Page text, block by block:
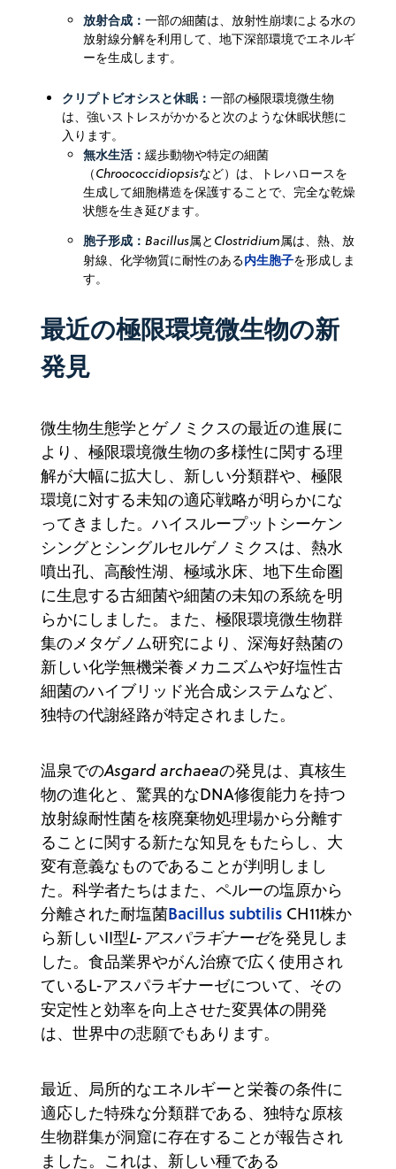
放射合成： 一部の細菌は、放射性崩壊による水の
放射線分解を利用して、地下深部環境でエネルギ
ーを生成します。
クリプトビオシスと休眠： 一部の極限環境微生物
は、強いストレスがかかると次のような休眠状態に
入ります。
無水生活： 緩歩動物や特定の細菌
（Chroococcidiopsisなど）は、トレハロースを
生成して細胞構造を保護することで、完全な乾燥
状態を生き延びます。
胞子形成： Bacillus属と Clostridium属は、熱、放
射線、化学物質に耐性のある内生胞子を形成しま
す。
最近の極限環境微生物の新
発見
微生物生態学とゲノミクスの最近の進展に
より、極限環境微生物の多様性に関する理
解が大幅に拡大し、新しい分類群や、極限
環境に対する未知の適応戦略が明らかにな
ってきました。ハイスループットシーケン
シングとシングルセルゲノミクスは、熱水
噴出孔、高酸性湖、極域氷床、地下生命圏
に生息する古細菌や細菌の未知の系統を明
らかにしました。また、極限環境微生物群
集のメタゲノム研究により、深海好熱菌の
新しい化学無機栄養メカニズムや好塩性古
細菌のハイブリッド光合成システムなど、
独特の代謝経路が特定されました。
温泉でのAsgard archaeaの発見は、真核生
物の進化と、驚異的なDNA修復能力を持つ
放射線耐性菌を核廃棄物処理場から分離す
ることに関する新たな知見をもたらし、大
変有意義なものであることが判明しまし
た。科学者たちはまた、ペルーの塩原から
分離された耐塩菌Bacillus subtilis CH11株か
ら新しいII型L-アスパラギナーゼを発見しま
した。食品業界やがん治療で広く使用され
ているL-アスパラギナーゼについて、その
安定性と効率を向上させた変異体の開発
は、世界中の悲願でもあります。
最近、局所的なエネルギーと栄養の条件に
適応した特殊な分類群である、独特な原核
生物群集が洞窟に存在することが報告され
ました。これは、新しい種である